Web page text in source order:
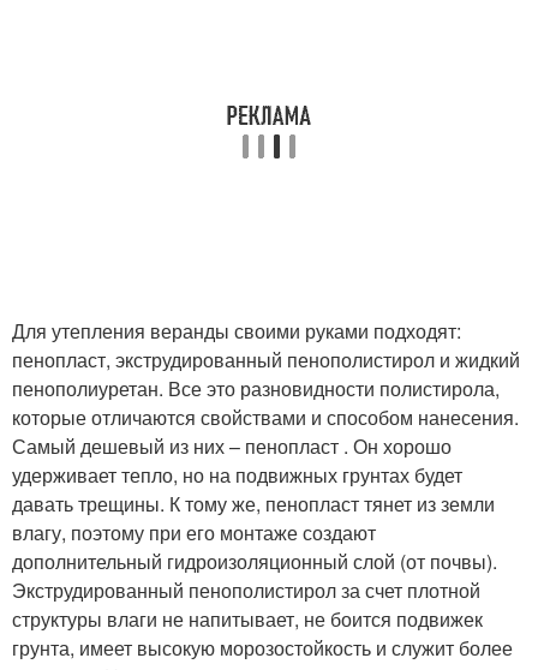
Для утепления веранды своими руками подходят:
пенопласт, экструдированный пенополистирол и жидкий
пенополиуретан. Все это разновидности полистирола,
которые отличаются свойствами и способом нанесения.
Самый дешевый из них – пенопласт . Он хорошо
удерживает тепло, но на подвижных грунтах будет
давать трещины. К тому же, пенопласт тянет из земли
влагу, поэтому при его монтаже создают
дополнительный гидроизоляционный слой (от почвы).
Экструдированный пенополистирол за счет плотной
структуры влаги не напитывает, не боится подвижек
грунта, имеет высокую морозостойкость и служит более